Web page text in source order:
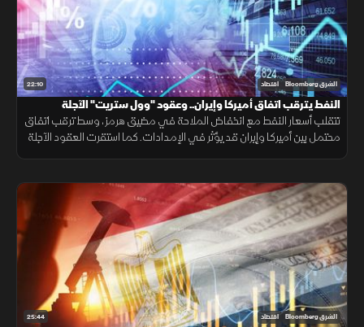
22:10 الشرق Bloomberg اقتصاد
النفط يترقب اتفاق أميركا وإيران.. وعقود "وول ستريت" الآجلة
مستقرة
تتقلب أسعار النفط مع انخفاض الملاحة في مضيق هرمز، وسط ترقب اتفاق
محتمل بين أميركا وإيران قد يؤثر في الإمدادات. كما استقرت العقود الآجلة
25:44 الشرق Bloomberg اقتصاد